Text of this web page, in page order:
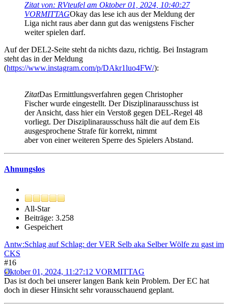
Zitat von: RVteufel am Oktober 01, 2024, 10:40:27
VORMITTAGOkay das lese ich aus der Meldung der
Liga nicht raus aber dann gut das wenigstens Fischer
weiter spielen darf.
Auf der DEL2-Seite steht da nichts dazu, richtig. Bei Instagram
steht das in der Meldung
(https://www.instagram.com/p/DAkr1luo4FW/):
ZitatDas Ermittlungsverfahren gegen Christopher
Fischer wurde eingestellt. Der Disziplinarausschuss ist
der Ansicht, dass hier ein Verstoß gegen DEL-Regel 48
vorliegt. Der Disziplinarausschuss hält die auf dem Eis
ausgesprochene Strafe für korrekt, nimmt
aber von einer weiteren Sperre des Spielers Abstand.
Ahnungslos
All-Star
Beiträge: 3.258
Gespeichert
Antw:Schlag auf Schlag: der VER Selb aka Selber Wölfe zu gast im
CKS
#16
Oktober 01, 2024, 11:27:12 VORMITTAG
Das ist doch bei unserer langen Bank kein Problem. Der EC hat
doch in dieser Hinsicht sehr vorausschauend geplant.